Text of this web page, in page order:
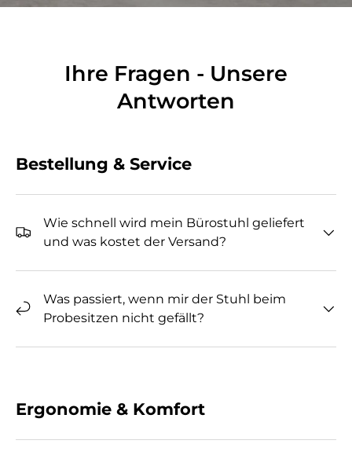
Ihre Fragen - Unsere
Antworten
Bestellung & Service
Wie schnell wird mein Bürostuhl geliefert
und was kostet der Versand?
Was passiert, wenn mir der Stuhl beim
Probesitzen nicht gefällt?
Ergonomie & Komfort